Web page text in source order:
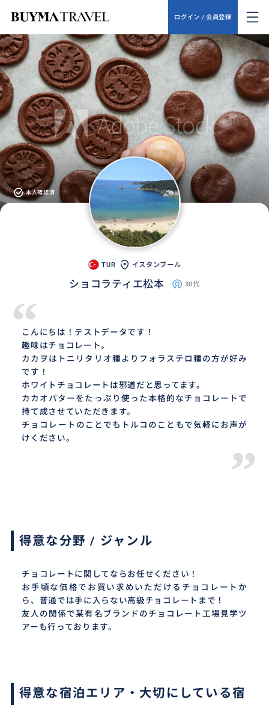
ログイン / 会員登録
本人確認済
TUR イスタンブール
ショコラティエ松本 30代
“
こんにちは！テストデータです！
趣味はチョコレート。
カカヲはトニリタリオ種よりフォラステロ種の方が好み
です！
ホワイトチョコレートは邪道だと思ってます。
カカオバターをたっぷり使った本格的なチョコレートで
持て成させていただきます。
チョコレートのことでもトルコのこともで気軽にお声が
けください。
”
得意な分野 / ジャンル
チョコレートに関してならお任せください！
お手頃な価格でお買い求めいただけるチョコレートか
ら、普通では手に入らない高級チョコレートまで！
友人の関係で某有名ブランドのチョコレート工場見学ツ
アーも行っております。
得意な宿泊エリア・大切にしている宿